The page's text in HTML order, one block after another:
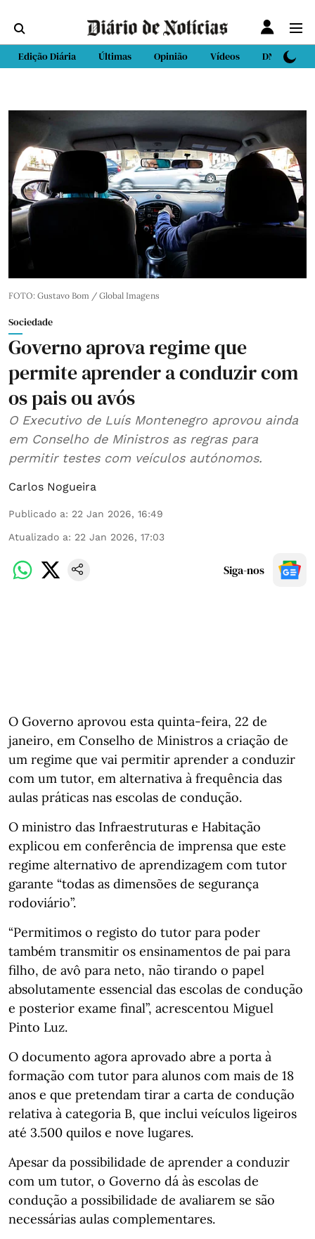
Edição Diária Últimas Opinião Vídeos DN Sport
FOTO: Gustavo Bom / Global Imagens
Sociedade
Governo aprova regime que
permite aprender a conduzir com
os pais ou avós
O Executivo de Luís Montenegro aprovou ainda
em Conselho de Ministros as regras para
permitir testes com veículos autónomos.
Carlos Nogueira
Publicado a: 22 Jan 2026, 16:49
Atualizado a: 22 Jan 2026, 17:03
Siga-nos
O Governo aprovou esta quinta-feira, 22 de
janeiro, em Conselho de Ministros a criação de
um regime que vai permitir aprender a conduzir
com um tutor, em alternativa à frequência das
aulas práticas nas escolas de condução.
O ministro das Infraestruturas e Habitação
explicou em conferência de imprensa que este
regime alternativo de aprendizagem com tutor
garante “todas as dimensões de segurança
rodoviário”.
“Permitimos o registo do tutor para poder
também transmitir os ensinamentos de pai para
filho, de avô para neto, não tirando o papel
absolutamente essencial das escolas de condução
e posterior exame final”, acrescentou Miguel
Pinto Luz.
O documento agora aprovado abre a porta à
formação com tutor para alunos com mais de 18
anos e que pretendam tirar a carta de condução
relativa à categoria B, que inclui veículos ligeiros
até 3.500 quilos e nove lugares.
Apesar da possibilidade de aprender a conduzir
com um tutor, o Governo dá às escolas de
condução a possibilidade de avaliarem se são
necessárias aulas complementares.